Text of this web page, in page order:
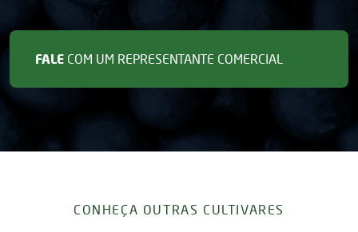
FALE COM UM REPRESENTANTE COMERCIAL
CONHEÇA OUTRAS CULTIVARES